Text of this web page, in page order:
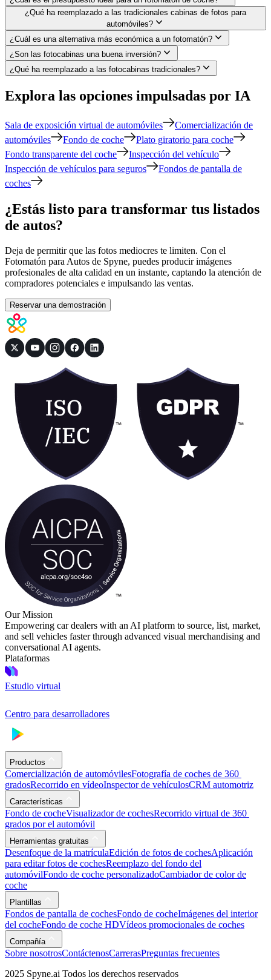
¿Qué ha reemplazado a las tradicionales cabinas de fotos para
automóviles?
¿Cuál es una alternativa más económica a un fotomatón?
¿Son las fotocabinas una buena inversión?
¿Qué ha reemplazado a las fotocabinas tradicionales?
Explora las opciones impulsadas por IA
Sala de exposición virtual de automóviles
Comercialización de
automóviles
Fondo de coche
Plato giratorio para coche
Fondo transparente del coche
Inspección del vehículo
Inspección de vehículos para seguros
Fondos de pantalla de
coches
¿Estás listo para transformar tus listados
de autos?
Deja de permitir que las fotos mediocres te limiten. Con el
Fotomatón para Autos de Spyne, puedes producir imágenes
profesionales de alta calidad en un instante, captando la atención de
compradores potenciales e impulsando las ventas.
Reservar una demostración
Our Mission
Empowering car dealers with an AI platform to source, list, market,
and sell vehicles faster through advanced visual merchandising and
conversational AI agents.
Plataformas
Estudio virtual
Centro para desarrolladores
Productos
Comercialización de automóvilesFotografía de coches de 360 ​​
gradosRecorrido en vídeoInspector de vehículosCRM automotriz
Características
Fondo de cocheVisualizador de cochesRecorrido virtual de 360 ​​
grados por el automóvil
Herramientas gratuitas
Desenfoque de la matrículaEdición de fotos de cochesAplicación
para editar fotos de cochesReemplazo del fondo del
automóvilFondo de coche personalizadoCambiador de color de
coche
Plantillas
Fondos de pantalla de cochesFondo de cocheImágenes del interior
del cocheFondo de coche HDVídeos promocionales de coches
Compañía
Sobre nosotrosContáctenosCarrerasPreguntas frecuentes
2025 Spyne.ai Todos los derechos reservados